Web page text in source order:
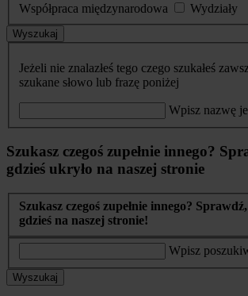
Współpraca międzynarodowa
Wydziały
Wyszukaj
Jeżeli nie znalazłeś tego czego szukałeś
szukane słowo lub frazę poniżej
Wpisz nazwę
Szukasz czegoś zupełnie innego?
gdzieś ukryło na naszej stronie
Szukasz czegoś zupełnie innego?
gdzieś na naszej stronie!
Wpisz
Wyszukaj